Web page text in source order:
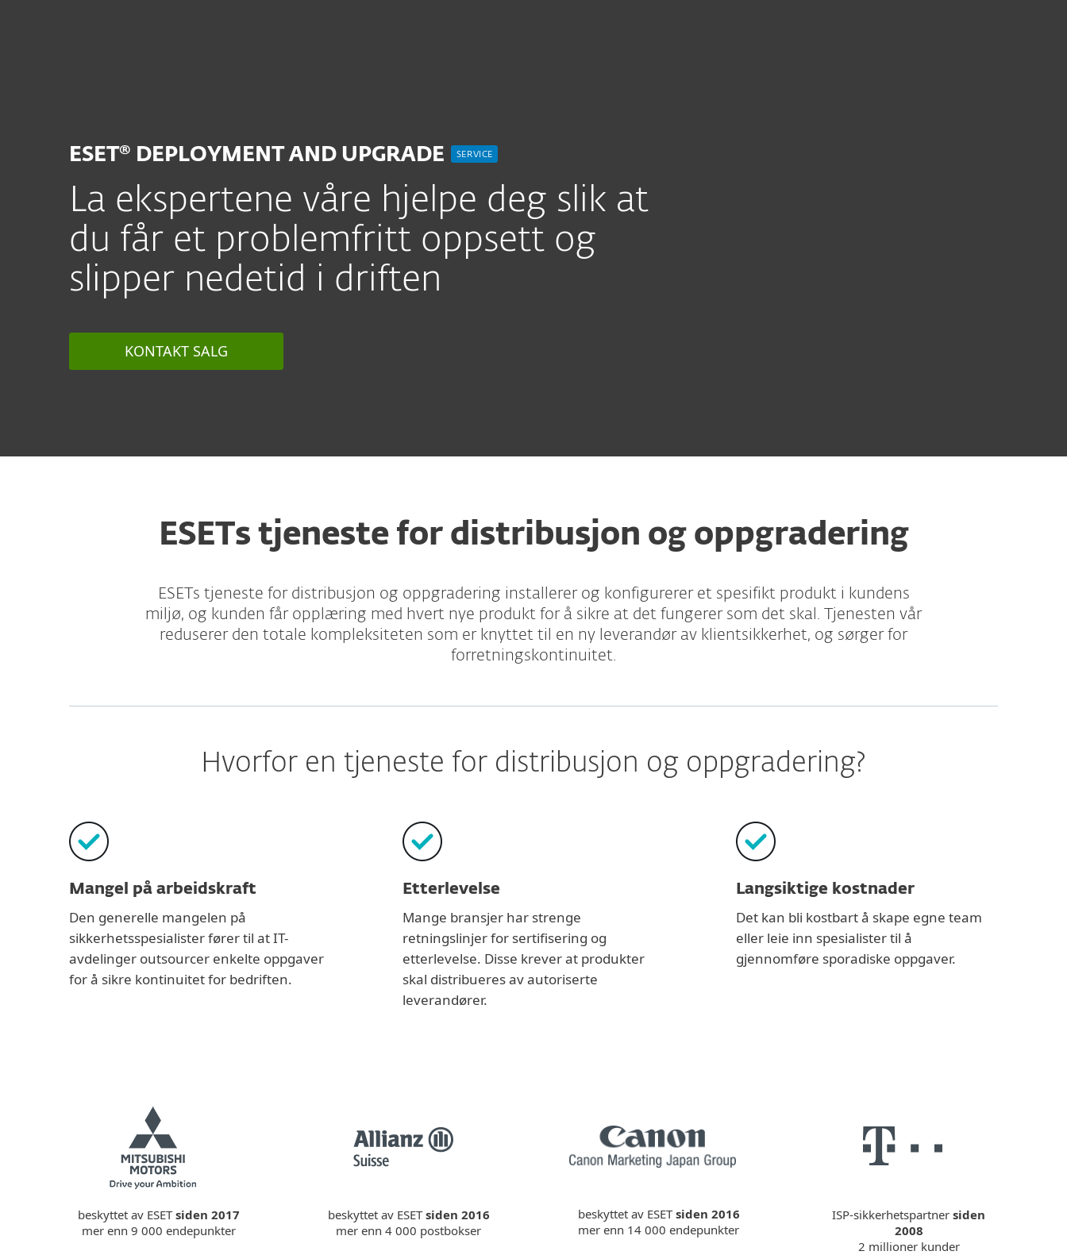
ESET® DEPLOYMENT AND UPGRADE SERVICE
La ekspertene våre hjelpe deg slik at
du får et problemfritt oppsett og
slipper nedetid i driften
KONTAKT SALG
ESETs tjeneste for distribusjon og oppgradering
ESETs tjeneste for distribusjon og oppgradering installerer og konfigurerer et spesifikt produkt i kundens
miljø, og kunden får opplæring med hvert nye produkt for å sikre at det fungerer som det skal. Tjenesten vår
reduserer den totale kompleksiteten som er knyttet til en ny leverandør av klientsikkerhet, og sørger for
forretningskontinuitet.
Hvorfor en tjeneste for distribusjon og oppgradering?
Mangel på arbeidskraft
Den generelle mangelen på
sikkerhetsspesialister fører til at IT-
avdelinger outsourcer enkelte oppgaver
for å sikre kontinuitet for bedriften.
Etterlevelse
Mange bransjer har strenge
retningslinjer for sertifisering og
etterlevelse. Disse krever at produkter
skal distribueres av autoriserte
leverandører.
Langsiktige kostnader
Det kan bli kostbart å skape egne team
eller leie inn spesialister til å
gjennomføre sporadiske oppgaver.
beskyttet av ESETsiden 2017
mer enn 9 000 endepunkter
beskyttet av ESETsiden 2016
mer enn 4 000 postbokser
beskyttet av ESETsiden 2016
mer enn 14 000 endepunkter
ISP-sikkerhetspartner siden
2008
2 millioner kunder